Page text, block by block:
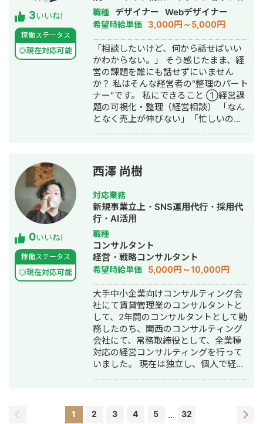
月 名古屋大学理学部数学科卒。 2022
年4月〜 Webマーケ会社勤務。人材
系クライアントを主に担当。 2024年11
月 これまでの経験を活かして独立し、
株式会社プラマーケを設立。 ホームペ
ージ：https://plumarke.co.jp/ ■実績
（※一部抜粋） #広告運用 ・出張買取
サービスにて、ROAS350%など、好調
な事例が複数あり。 ・StockSun営業
代行サービス「カリトルくん」、
StockSunサロンの広告運用を担当。
・ベンチャー企業~大手企業のWebマ
1.5〜2倍に改善するなど多数。 #SEO
・インターン先にて自社サイトのSEO
対策を1人で担当し、月間アクセス数を
約7倍(3,000→約22,000)、月間問い合
わせ件数を1件から4〜5件まで成長。
・人材系SEOメディアにてKW「商標名
+評判」で1位、「転職エージェント お
すすめ」で10位以内を獲得。
#YouTube ・法人向けYouTubeチャン
ネル運営に立ち上げ時から携わり、チ
ャンネル登録者数4,000人、月間商談獲
得10〜15件達成。 →企画、台本作成、
撮影、編集、分析全て担当。 ■ 主な経
験業界 ・買取サービス ・不用品回収
・人材紹介：toC/toBいずれも経験あり
・営業代行 ・SaaS ・広告代理店 ・飲
食店 ・官公庁
3いいね!
稼働ステータス
◎現在対応可能
成代行・SEO対策・SNS運用代行・事
務代行・バナー制作・デザイン・ロゴ
デザイン・作成・動画制作・動画編
集・AI活用
職種 デザイナー Webデザイナー
希望時給単価 3,000円～5,000円
「相談したいけど、何から話せばいい
かわからない。」 そう感じたまま、経
営の課題を誰にも話せずにいません
か？ 私はそんな経営者の"整理のパート
ナー"です。 私にできること ①経営課
題の可視化・整理（経営相談） 「なん
となく売上が伸びない」「忙しいのに
緒に明確にする、それが私の仕事の出
発点です。 ②デザイン制作（実行支
援） 課題が見えたら、次は「動かす」
フェーズ。バナー広告・SNS画像・名
刺・パンフレット・ショート動画・サ
ムネイル・アイコン・ヘッダーなど、
中小企業の販促・採用・ブランディン
グに必要なデザインを制作します。 →
相談だけ・制作だけ、どちらのご依頼
も歓迎します。 私について 元大手企業
の正社員として、複数の事業部でプロ
ジェクト推進・課題解決を経験。その
後、身体障害を持ちながら独立し、小
さなデザイン事務所の一人社長として
活動しています。 移動に制約があるた
め、すべてのやり取りをオンラインで
完結できる体制を整えてきました。
Zoom・Google Meet・チャットツー
ルを駆使し、北海道から沖縄まで全国
す」──これは障害を持つ私が日々実
0いいね!
稼働ステータス
◎現在対応可能
西澤 尚樹
対応業務
新規事業立上・SNS運用代行・採用代
行・AI活用
職種
コンサルタント
経営・戦略コンサルタント
希望時給単価 5,000円～10,000円
大手中小企業向けコンサルティング会
社にて賃貸管理業のコンサルタントと
して、2年間のコンサルタントとして勤
務したのち、関西のコンサルティング
会社にて、常務取締役として、全業種
対応の経営コンサルティングを行って
いました。 現在は独立し、個人で経営
ど、幅広いプロジェクトをリードし、
1 2 3 4 5 ... 32